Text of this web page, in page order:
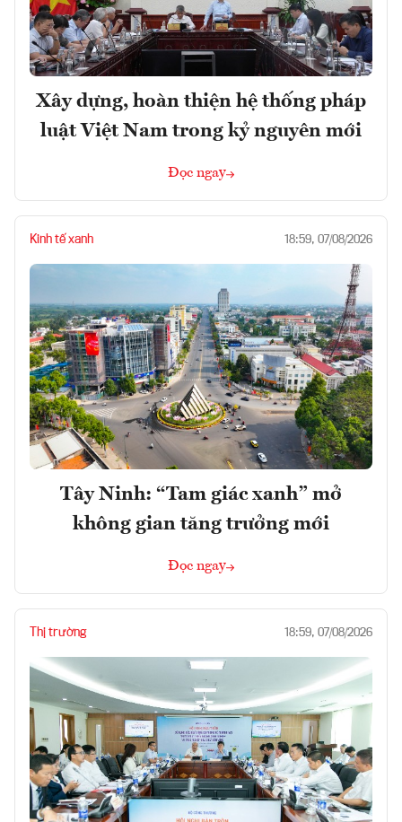
Xây dựng, hoàn thiện hệ thống pháp
luật Việt Nam trong kỷ nguyên mới
Đọc ngay
Kinh tế xanh 18:59, 07/08/2026
Tây Ninh: “Tam giác xanh” mở
không gian tăng trưởng mới
Đọc ngay
Thị trường 18:59, 07/08/2026